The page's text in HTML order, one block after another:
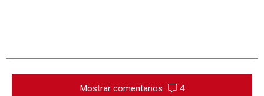
Mostrar comentarios 4